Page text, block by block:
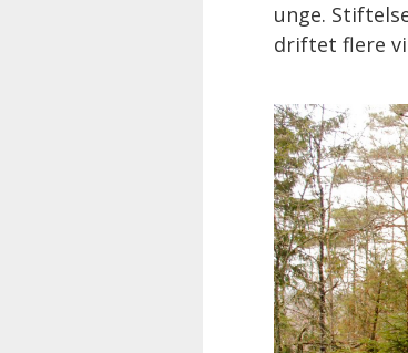
unge.
driftet flere